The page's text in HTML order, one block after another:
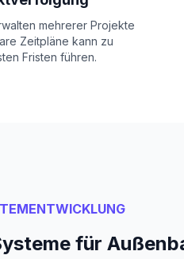
mehrerer Projekte
Zeitpläne kann zu
Fristen führen.
für